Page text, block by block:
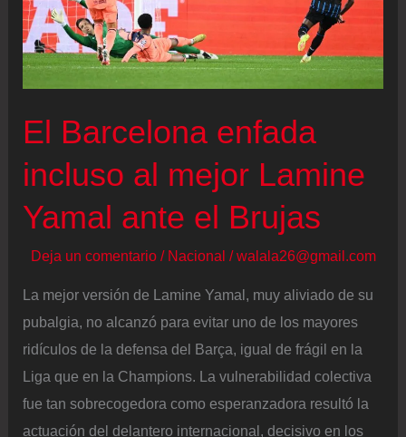
Atlético
El Barcelona enfada
incluso al mejor Lamine
Yamal ante el Brujas
Deja un comentario / Nacional /walala26@gmail.com
La mejor versión de Lamine Yamal, muy aliviado de su
pubalgia, no alcanzó para evitar uno de los mayores
ridículos de la defensa del Barça, igual de frágil en la
Liga que en la Champions. La vulnerabilidad colectiva
fue tan sobrecogedora como esperanzadora resultó la
actuación del delantero internacional, decisivo en los